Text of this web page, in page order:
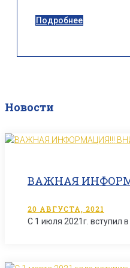
Подробнее
Новости
ВАЖНАЯ
20 АВГУСТА, 2021
С 1 июля 2021г. вступил